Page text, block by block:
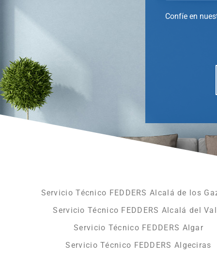
Confíe en
Servicio Técnico FEDDERS Alcalá de los
Servicio Técnico FEDDERS Alcalá del
Servicio Técnico FEDDERS Algar
Servicio Técnico FEDDERS Algeciras